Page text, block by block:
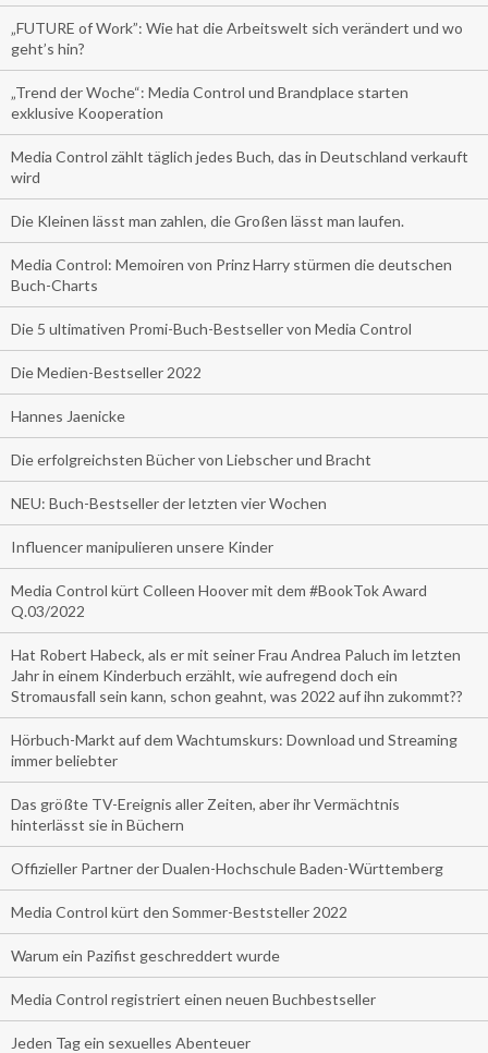
„FUTURE of Work”: Wie hat die Arbeitswelt sich verändert und wo
geht’s hin?
„Trend der Woche“: Media Control und Brandplace starten
exklusive Kooperation
Media Control zählt täglich jedes Buch, das in Deutschland verkauft
wird
Die Kleinen lässt man zahlen, die Großen lässt man laufen.
Media Control: Memoiren von Prinz Harry stürmen die deutschen
Buch-Charts
Die 5 ultimativen Promi-Buch-Bestseller von Media Control
Die Medien-Bestseller 2022
Hannes Jaenicke
Die erfolgreichsten Bücher von Liebscher und Bracht
NEU: Buch-Bestseller der letzten vier Wochen
Influencer manipulieren unsere Kinder
Media Control kürt Colleen Hoover mit dem #BookTok Award
Q.03/2022
Hat Robert Habeck, als er mit seiner Frau Andrea Paluch im letzten
Jahr in einem Kinderbuch erzählt, wie aufregend doch ein
Stromausfall sein kann, schon geahnt, was 2022 auf ihn zukommt??
Hörbuch-Markt auf dem Wachtumskurs: Download und Streaming
immer beliebter
Das größte TV-Ereignis aller Zeiten, aber ihr Vermächtnis
hinterlässt sie in Büchern
Offizieller Partner der Dualen-Hochschule Baden-Württemberg
Media Control kürt den Sommer-Beststeller 2022
Warum ein Pazifist geschreddert wurde
Media Control registriert einen neuen Buchbestseller
Jeden Tag ein sexuelles Abenteuer